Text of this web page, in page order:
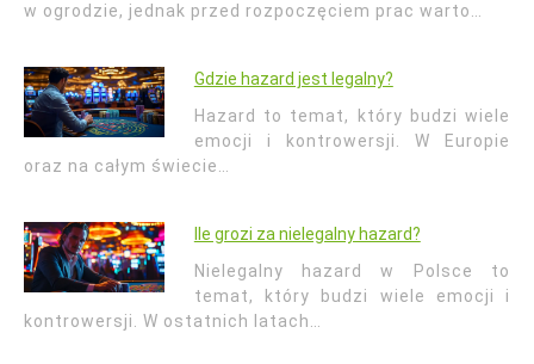
w ogrodzie, jednak przed rozpoczęciem prac warto…
Gdzie hazard jest legalny?
Hazard to temat, który budzi wiele
emocji i kontrowersji. W Europie
oraz na całym świecie…
Ile grozi za nielegalny hazard?
Nielegalny hazard w Polsce to
temat, który budzi wiele emocji i
kontrowersji. W ostatnich latach…